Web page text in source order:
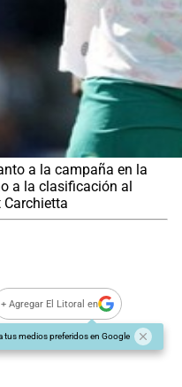
a la campaña en la
a la clasificación al
+ Agregar El Litoral en
tus medios preferidos en Google